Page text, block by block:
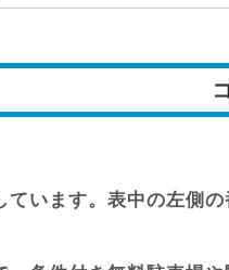
います。表中の左側の